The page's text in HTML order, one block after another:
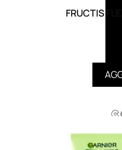
FRUCTIS